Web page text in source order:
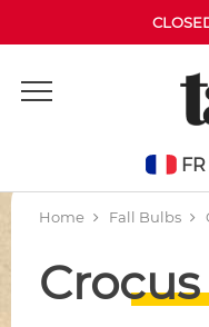
FR
Home Fall Bulbs
Crocus